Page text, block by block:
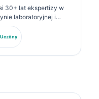
30+ lat ekspertizy w
laboratoryjnej i
Były Prezes
Klinicznej,
diagnostycznych,